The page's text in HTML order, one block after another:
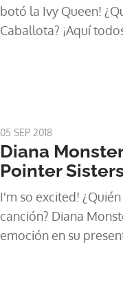
botó la Ivy Queen!
Caballota? ¡Aquí
05 SEP 2018
Diana
Pointer Sisters
I'm so excited!
canción? Diana
emoción en su